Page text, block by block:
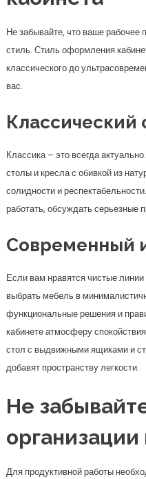
Не забывайте, что ваше рабочее
стиль. Стиль оформления
классического до
вас.
Классический
Классика – это всегда
столы и кресла с обивкой из
солидности и
работать, обсуждать серьезные
Современный
Если вам нравятся чистые
выбрать мебель в
функциональные решения и
кабинете атмосферу
стол с выдвижными ящиками и
добавят пространству легкости.
Не
организации
Для продуктивной работы